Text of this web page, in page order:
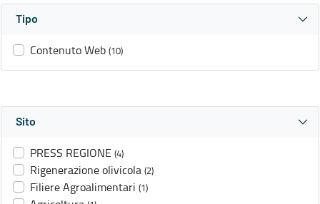
Tipo
Contenuto Web (10)
Sito
PRESS REGIONE (4)
Rigenerazione olivicola (2)
Filiere Agroalimentari (1)